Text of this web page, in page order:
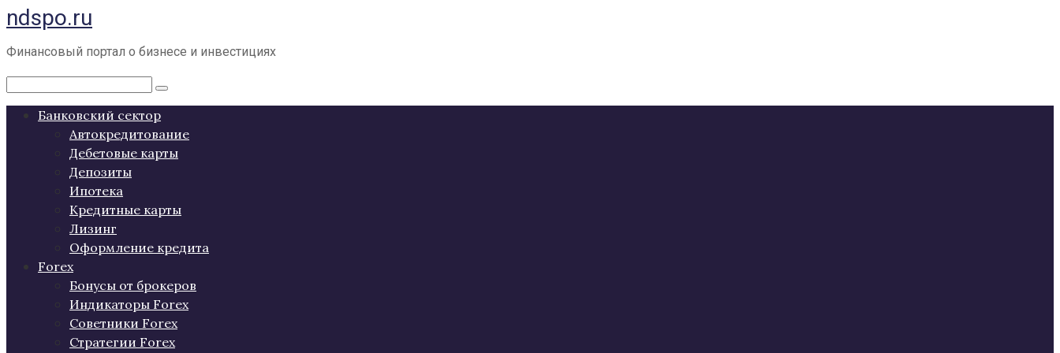
Перейти
к
контенту
ndspo.ru
Финансовый портал о бизнесе и инвестициях
Поиск:
Банковский сектор
Автокредитование
Дебетовые карты
Депозиты
Ипотека
Кредитные карты
Лизинг
Оформление кредита
Forex
Бонусы от брокеров
Индикаторы Forex
Советники Forex
Стратегии Forex